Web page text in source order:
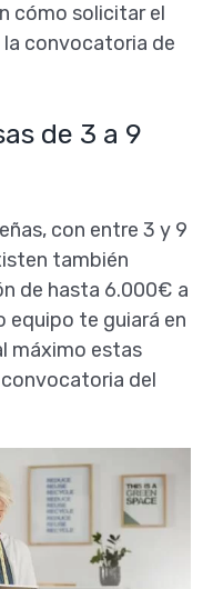
cómo solicitar el
la convocatoria de
de 3 a 9
con entre 3 y 9
también
de hasta 6.000€ a
equipo te guiará en
máximo estas
del